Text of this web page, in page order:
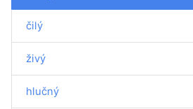
čilý
živý
hlučný